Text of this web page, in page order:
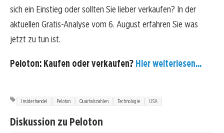
sich ein Einstieg oder sollten Sie lieber verkaufen? In der
aktuellen Gratis-Analyse vom 6. August erfahren Sie was
jetzt zu tun ist.
Peloton: Kaufen oder verkaufen? Hier weiterlesen...
Insiderhandel Peloton Quartalszahlen Technologie USA
Diskussion zu Peloton